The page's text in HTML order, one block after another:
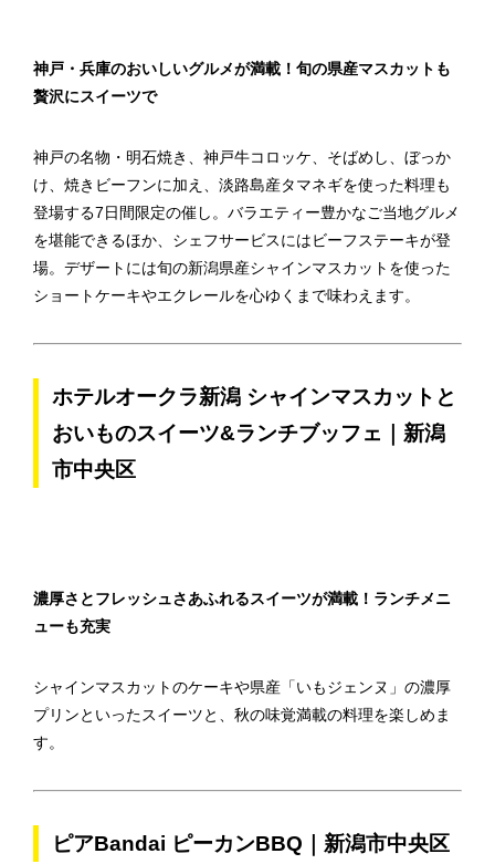
神戸・兵庫のおいしいグルメが満載！旬の県産マスカットも
贅沢にスイーツで
神戸の名物・明石焼き、神戸牛コロッケ、そばめし、ぼっか
け、焼きビーフンに加え、淡路島産タマネギを使った料理も
登場する7日間限定の催し。バラエティー豊かなご当地グルメ
を堪能できるほか、シェフサービスにはビーフステーキが登
場。デザートには旬の新潟県産シャインマスカットを使った
ショートケーキやエクレールを心ゆくまで味わえます。
ホテルオークラ新潟 シャインマスカットと
おいものスイーツ&ランチブッフェ｜新潟
市中央区
濃厚さとフレッシュさあふれるスイーツが満載！ランチメニ
ューも充実
シャインマスカットのケーキや県産「いもジェンヌ」の濃厚
プリンといったスイーツと、秋の味覚満載の料理を楽しめま
す。
ピアBandai ピーカンBBQ｜新潟市中央区